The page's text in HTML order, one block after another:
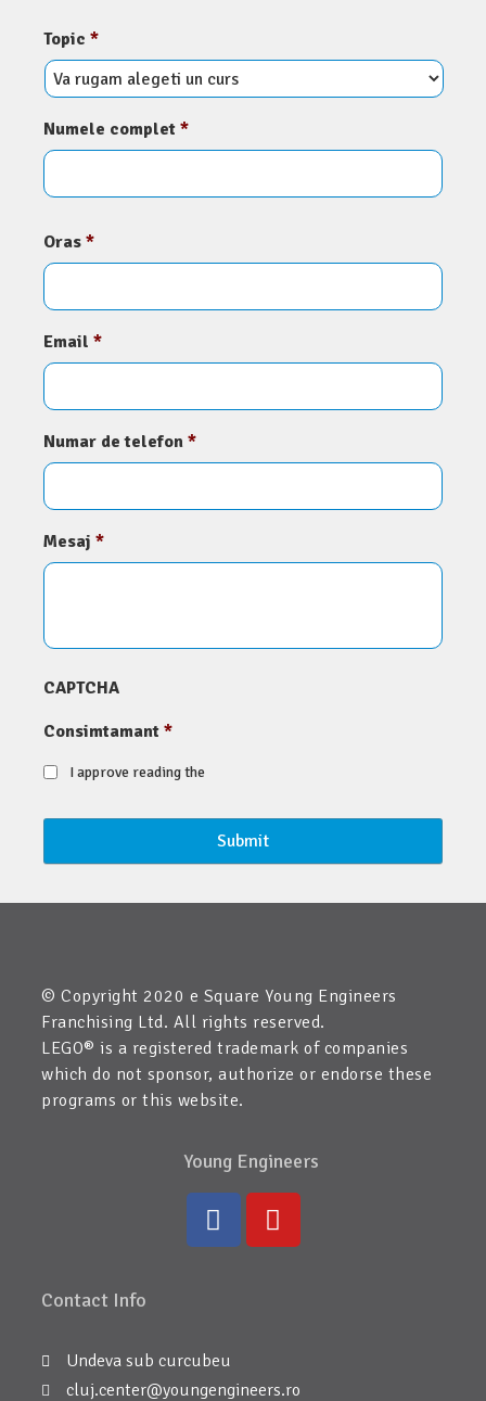
Topic *
Numele complet *
Oras *
Email *
Numar de telefon *
Mesaj *
CAPTCHA
Consimtamant *
I approve reading the
© Copyright 2020 e Square Young Engineers
Franchising Ltd. All rights reserved.
LEGO® is a registered trademark of companies
which do not sponsor, authorize or endorse these
programs or this website.
Young Engineers
Contact Info
Undeva sub curcubeu
cluj.center@youngengineers.ro